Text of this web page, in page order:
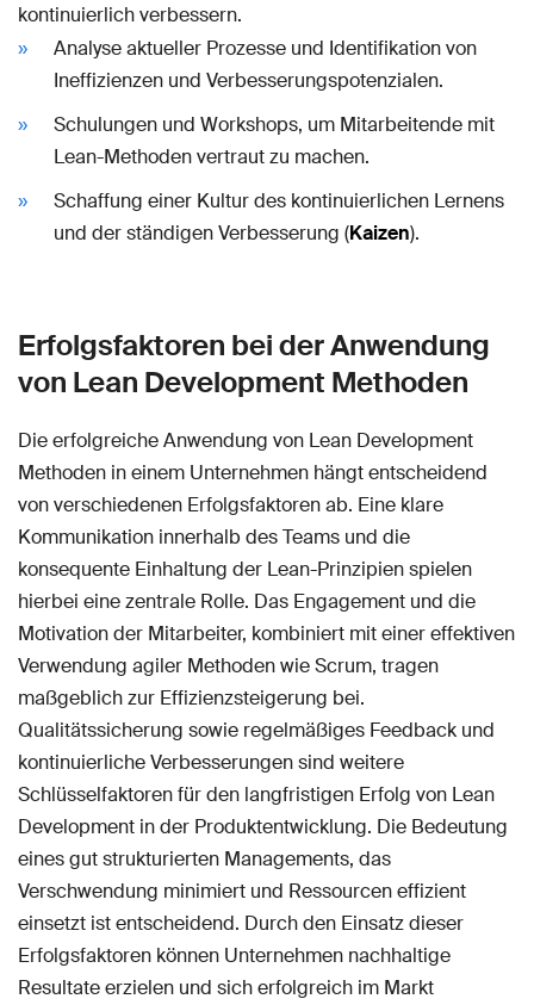
kontinuierlich verbessern.
Analyse aktueller Prozesse und Identifikation von
Ineffizienzen und Verbesserungspotenzialen.
Schulungen und Workshops, um Mitarbeitende mit
Lean-Methoden vertraut zu machen.
Schaffung einer Kultur des kontinuierlichen Lernens
und der ständigen Verbesserung (Kaizen).
Erfolgsfaktoren bei der Anwendung
von Lean Development Methoden
Die erfolgreiche Anwendung von Lean Development
Methoden in einem Unternehmen hängt entscheidend
von verschiedenen Erfolgsfaktoren ab. Eine klare
Kommunikation innerhalb des Teams und die
konsequente Einhaltung der Lean-Prinzipien spielen
hierbei eine zentrale Rolle. Das Engagement und die
Motivation der Mitarbeiter, kombiniert mit einer effektiven
Verwendung agiler Methoden wie Scrum, tragen
maßgeblich zur Effizienzsteigerung bei.
Qualitätssicherung sowie regelmäßiges Feedback und
kontinuierliche Verbesserungen sind weitere
Schlüsselfaktoren für den langfristigen Erfolg von Lean
Development in der Produktentwicklung. Die Bedeutung
eines gut strukturierten Managements, das
Verschwendung minimiert und Ressourcen effizient
einsetzt ist entscheidend. Durch den Einsatz dieser
Erfolgsfaktoren können Unternehmen nachhaltige
Resultate erzielen und sich erfolgreich im Markt